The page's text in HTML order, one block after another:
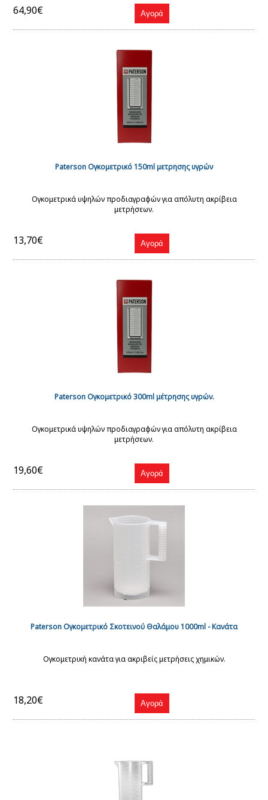
64,90€
Paterson Ογκομετρικό 150ml μετρησης υγρών
Ογκομετρικά υψηλών προδιαγραφών για απόλυτη ακρίβεια
μετρήσεων.
13,70€
Paterson Ογκομετρικό 300ml μέτρησης υγρών.
Ογκομετρικά υψηλών προδιαγραφών για απόλυτη ακρίβεια
μετρήσεων.
19,60€
Paterson Ογκομετρικό Σκοτεινού Θαλάμου 1000ml - Κανάτα
Ογκομετρική κανάτα για ακριβείς μετρήσεις χημικών.
18,20€